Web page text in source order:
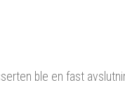
ble en fast